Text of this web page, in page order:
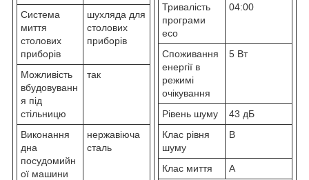
Система
миття
столових
приборів
шухляда для
столових
приборів
Можливість
вбудовуванн
я під
стільницю
так
Виконання
дна
посудомийн
ої машини
нержавіюча
сталь
Тривалість
програми
eco
04:00
Споживання
енергії в
режимі
очікування
5 Вт
Рівень шуму
43 дБ
Клас рівня
шуму
B
Клас миття A